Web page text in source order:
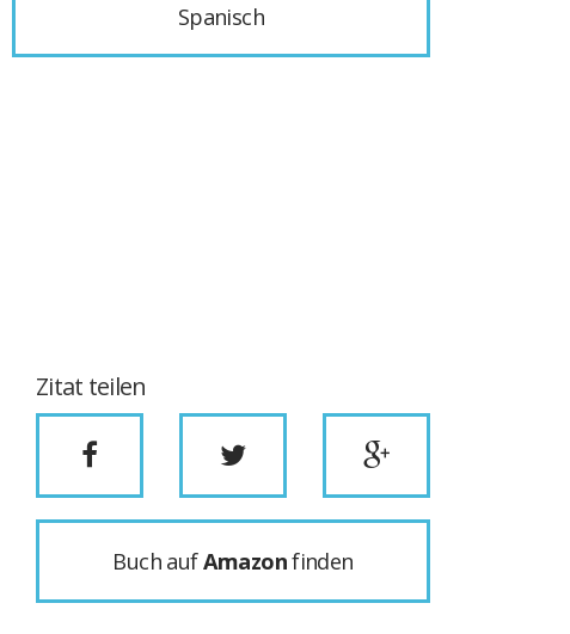
Spanisch
Zitat teilen
Buch aufAmazonfinden